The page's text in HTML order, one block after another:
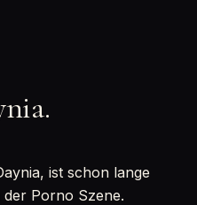
ist schon lange
Porno Szene.